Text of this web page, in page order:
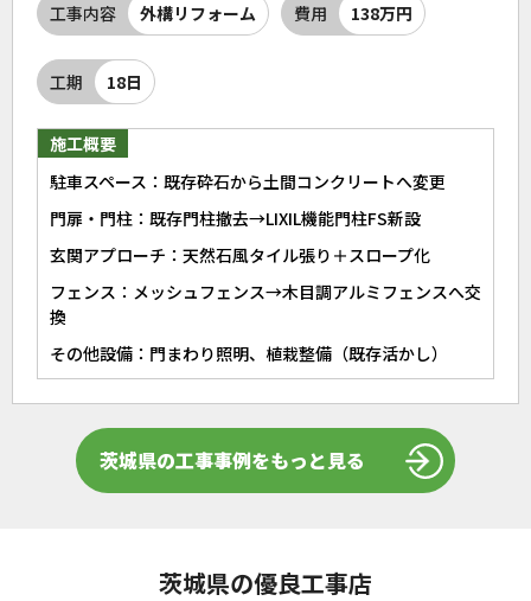
工事内容 外構リフォーム 費用 138万円
工期 18日
施工概要
駐車スペース：既存砕石から土間コンクリートへ変更
門扉・門柱：既存門柱撤去→LIXIL機能門柱FS新設
玄関アプローチ：天然石風タイル張り＋スロープ化
フェンス：メッシュフェンス→木目調アルミフェンスへ交
換
その他設備：門まわり照明、植栽整備（既存活かし）
茨城県の工事事例をもっと見る
茨城県の優良工事店